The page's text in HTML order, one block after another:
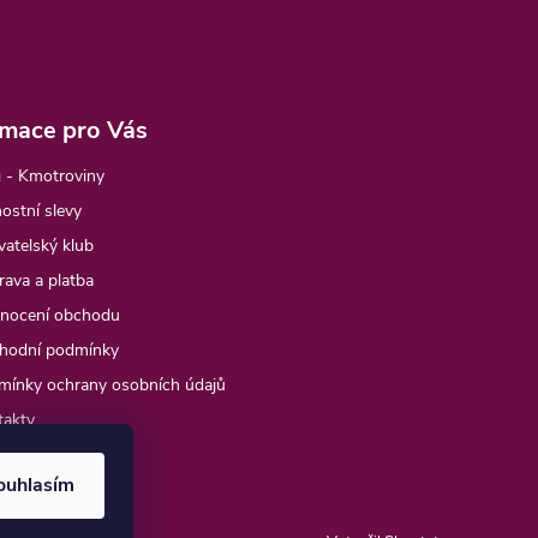
pro Vás
- Kmotroviny
slevy
klub
a platba
obchodu
podmínky
ochrany osobních údajů
objednávka